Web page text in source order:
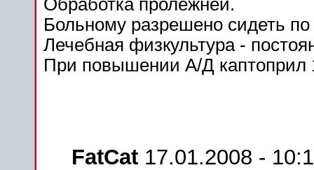
Обработка пролежней.
Больному разрешено сидеть
Лечебная физкультура-
При повышении А/Д каптоприл
FatCat 17.01.2008 -